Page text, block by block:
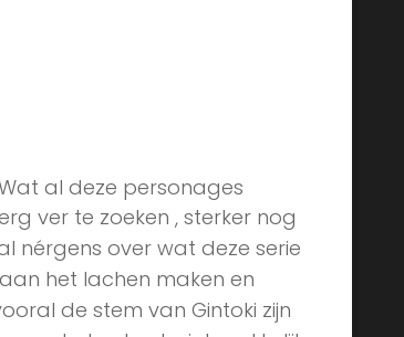
al deze personages
ver te zoeken , sterker nog
nérgens over wat deze serie
het lachen maken en
de stem van Gintoki zijn